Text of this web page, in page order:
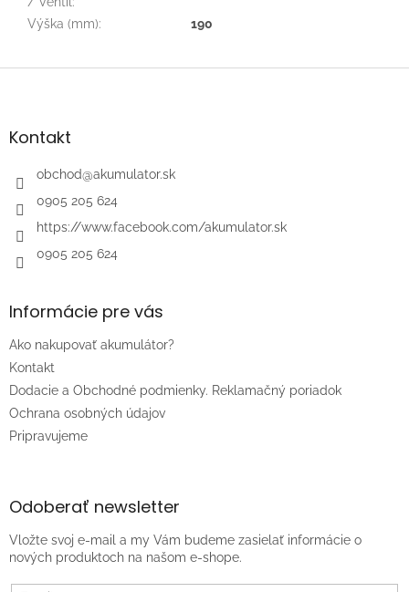
Výška (mm): 190
Z
äKontakt
obchod@akumulator.sk
0905 205 624
https://www.facebook.com/akumulator.sk
0905 205 624
Informácie pre vás
Ako nakupovať akumulátor?
Kontakt
Dodacie a Obchodné podmienky. Reklamačný poriadok
Ochrana osobných údajov
Pripravujeme
Odoberať newsletter
Vložte svoj e-mail a my Vám budeme zasielať informácie o
nových produktoch na našom e-shope.